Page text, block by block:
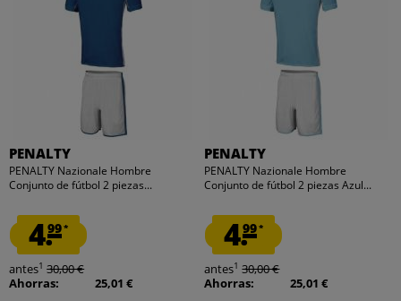
PENALTY
PENALTY Nazionale Hombre
Conjunto de fútbol 2 piezas...
4.99*
antes1 30,00 €
Ahorras:
25,01 €
PENALTY
PENALTY Nazionale Hombre
Conjunto de fútbol 2 piezas Azul...
4.99*
antes1 30,00 €
Ahorras:
25,01 €